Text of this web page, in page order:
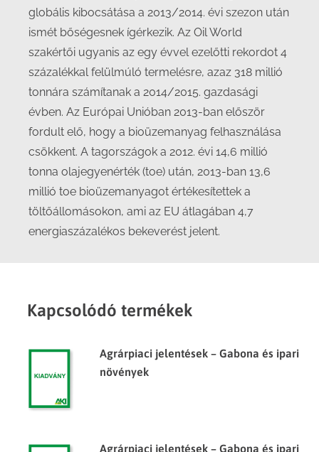
globális kibocsátása a 2013/2014. évi szezon után
ismét bőségesnek ígérkezik. Az Oil World
szakértői ugyanis az egy évvel ezelőtti rekordot 4
százalékkal felülmúló termelésre, azaz 318 millió
tonnára számítanak a 2014/2015. gazdasági
évben. Az Európai Unióban 2013-ban először
fordult elő, hogy a bioüzemanyag felhasználása
csökkent. A tagországok a 2012. évi 14,6 millió
tonna olajegyenérték (toe) után, 2013-ban 13,6
millió toe bioüzemanyagot értékesítettek a
töltőállomásokon, ami az EU átlagában 4,7
energiaszázalékos bekeverést jelent.
Kapcsolódó termékek
Agrárpiaci jelentések – Gabona és ipari
növények
Agrárpiaci jelentések – Gabona és ipari